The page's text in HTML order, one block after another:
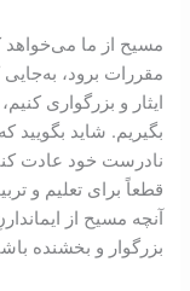
مسیح از ما می‌خواهد
مقررات برود، به‌جایی
ایثار و بزرگواری
بگیریم. شاید بگویید
نادرست خود عادت
قطعاً برای تعلیم و
آنچه مسیح از
بزرگوار و بخشنده